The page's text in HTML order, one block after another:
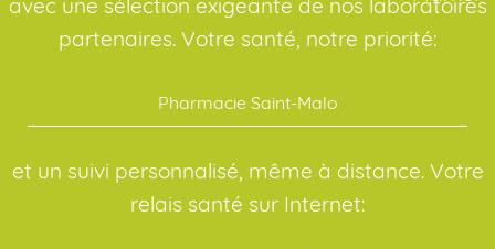
avec une sélection exigeante de nos laboratoires
partenaires. Votre santé, notre priorité:
Pharmacie Saint-Malo
et un suivi personnalisé, même à distance. Votre
relais santé sur Internet: